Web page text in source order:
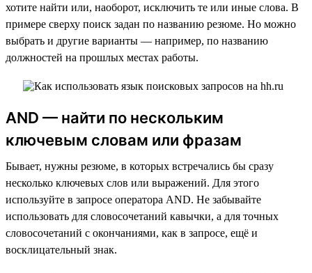
хотите найти или, наоборот, исключить те или иные слова. В
примере сверху поиск задан по названию резюме. Но можно
выбрать и другие варианты — например, по названию
должностей на прошлых местах работы.
AND — найти по нескольким
ключевым словам или фразам
Бывает, нужны резюме, в которых встречались бы сразу
несколько ключевых слов или выражений. Для этого
используйте в запросе оператора AND. Не забывайте
использовать для словосочетаний кавычки, а для точных
словосочетаний с окончаниями, как в запросе, ещё и
восклицательный знак.